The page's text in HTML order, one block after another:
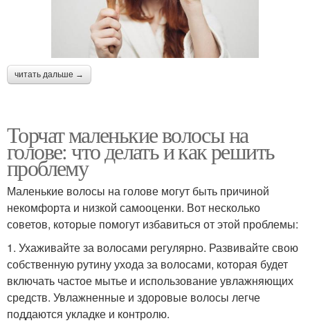
читать дальше →
Торчат маленькие волосы на
голове: что делать и как решить
проблему
Маленькие волосы на голове могут быть причиной
некомфорта и низкой самооценки. Вот несколько
советов, которые помогут избавиться от этой проблемы:
1. Ухаживайте за волосами регулярно. Развивайте свою
собственную рутину ухода за волосами, которая будет
включать частое мытье и использование увлажняющих
средств. Увлажненные и здоровые волосы легче
поддаются укладке и контролю.